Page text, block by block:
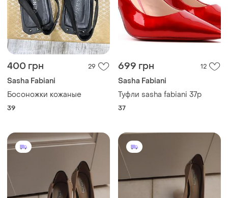
400 грн 29
Sasha Fabiani
Босоножки кожаные
39
699 грн 12
Sasha Fabiani
Туфли sasha fabiani 37р
37